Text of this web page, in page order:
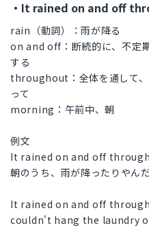
・It rained on and off
rain（動詞）：雨が降る
on and off：断続的に、不定
する
throughout：全体を通して、
って
morning：午前中、朝
例文
It rained on and off
朝のうち、雨が降ったりやんだ
It rained on and off
couldn't hang the laundry